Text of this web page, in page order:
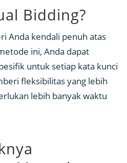
Bidding?
Anda kendali penuh atas
ini, Anda dapat
untuk setiap kata kunci
fleksibilitas yang lebih
lebih banyak waktu